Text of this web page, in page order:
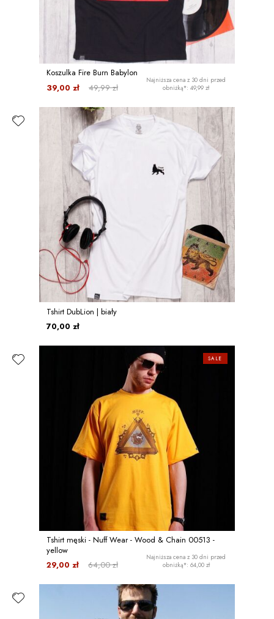
Koszulka Fire Burn Babylon
49,99 zł
39,00 zł
Najniższa cena z 30 dni przed
obniżką*: 49,99 zł
Tshirt DubLion | biały
70,00 zł
Tshirt męski - Nuff Wear - Wood & Chain 00513 -
yellow
64,00 zł
29,00 zł
Najniższa cena z 30 dni przed
obniżką*: 64,00 zł
SALE